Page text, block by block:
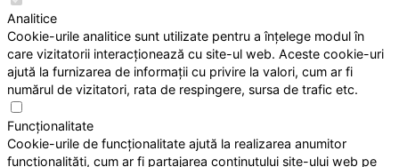
Analitice
Cookie-urile analitice sunt utilizate pentru a înțelege modul în
care vizitatorii interacționează cu site-ul web. Aceste cookie-uri
ajută la furnizarea de informații cu privire la valori, cum ar fi
numărul de vizitatori, rata de respingere, sursa de trafic etc.
Funcționalitate
Cookie-urile de funcționalitate ajută la realizarea anumitor
funcționalități, cum ar fi partajarea conținutului site-ului web pe